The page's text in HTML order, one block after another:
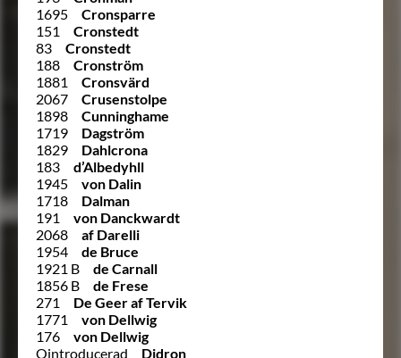
1695
Cronsparre
151
Cronstedt
83
Cronstedt
188
Cronström
1881
Cronsvärd
2067
Crusenstolpe
1898
Cunninghame
1719
Dagström
1829
Dahlcrona
183
d’Albedyhll
1945
von Dalin
1718
Dalman
191
von Danckwardt
2068
af Darelli
1954
de Bruce
1921 B
de Carnall
1856 B
de Frese
271
De Geer af Tervik
1771
von Dellwig
176
von Dellwig
Ointroducerad
Didron